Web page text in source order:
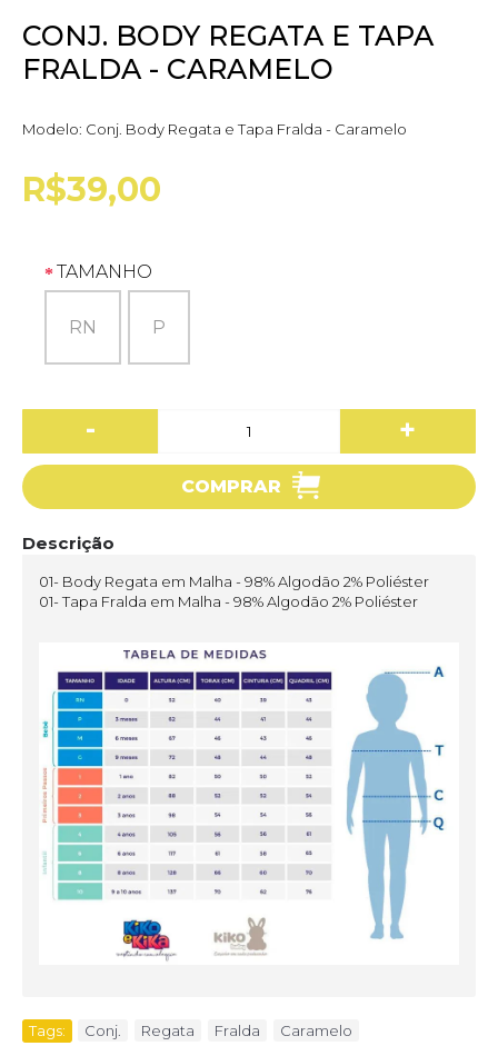
CONJ. BODY REGATA E TAPA
FRALDA - CARAMELO
Modelo: Conj. Body Regata e Tapa Fralda - Caramelo
R$39,00
TAMANHO
RN P
- +
COMPRAR
Descrição
01- Body Regata em Malha - 98% Algodão 2% Poliéster
01- Tapa Fralda em Malha - 98% Algodão 2% Poliéster
Tags: Conj. Regata Fralda Caramelo